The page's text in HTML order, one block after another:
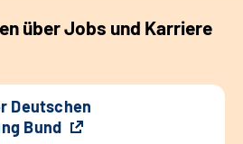
über Jobs und Karriere
Deutschen
Bund